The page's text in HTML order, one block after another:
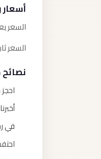
السعر
السعر
احجز مسبقاً بـ 24
في